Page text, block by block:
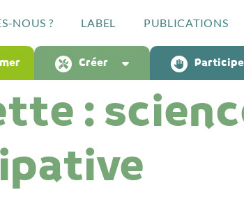
NOUS ? LABEL PUBLICATIONS
Créer
: